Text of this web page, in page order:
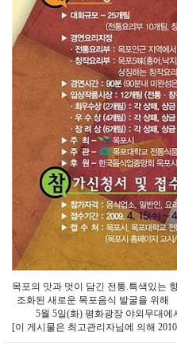
목포의 맛과 멋이 담긴 전통.특색있는
조화된 새로운 목포음식 발굴을 위해
5월 5일(화) 평화광장 야외무대에
[이 게시물은 최고관리자님에 의해